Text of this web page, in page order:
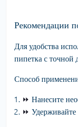
Рекомендации
Для удобства
пипетка с точной
Способ
⏩ Нанесите
⏩ Удерживайте